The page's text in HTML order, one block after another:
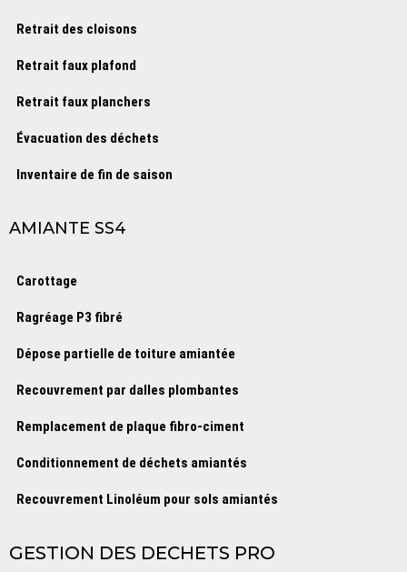
Retrait des cloisons
Retrait faux plafond
Retrait faux planchers
Évacuation des déchets
Inventaire de fin de saison
AMIANTE SS4
Carottage
Ragréage P3 fibré
Dépose partielle de toiture amiantée
Recouvrement par dalles plombantes
Remplacement de plaque fibro-ciment
Conditionnement de déchets amiantés
Recouvrement Linoléum pour sols amiantés
GESTION DES DECHETS PRO